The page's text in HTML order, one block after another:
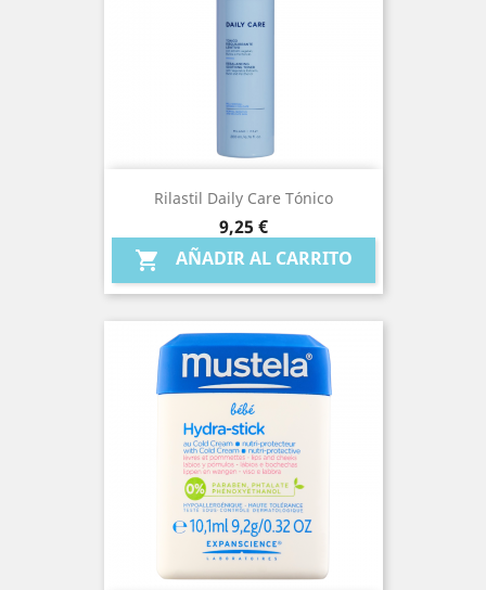
Rilastil Daily Care Tónico
Precio
9,25 €
 AÑADIR AL CARRITO